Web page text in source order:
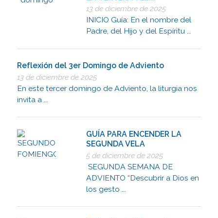
13 de diciembre de 2025
INICIO Guía: En el nombre del
Padre, del Hijo y del Espíritu ...
Reflexión del 3er Domingo de Adviento
13 de diciembre de 2025
En este tercer domingo de Adviento, la liturgia nos
invita a ...
GUÍA PARA ENCENDER LA
SEGUNDA VELA
5 de diciembre de 2025
SEGUNDA SEMANA DE
ADVIENTO “Descubrir a Dios en
los gesto ...